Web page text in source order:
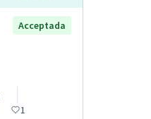
Acceptada
1